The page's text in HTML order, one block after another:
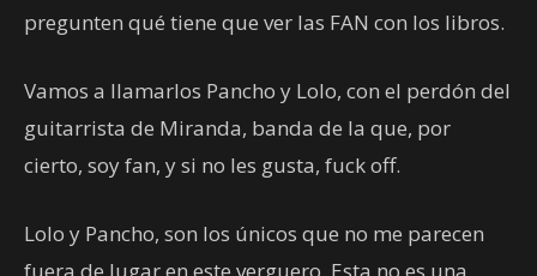
pregunten qué tiene que ver las FAN con los libros.
Vamos a llamarlos Pancho y Lolo, con el perdón del
guitarrista de Miranda, banda de la que, por
cierto, soy fan, y si no les gusta, fuck off.
Lolo y Pancho, son los únicos que no me parecen